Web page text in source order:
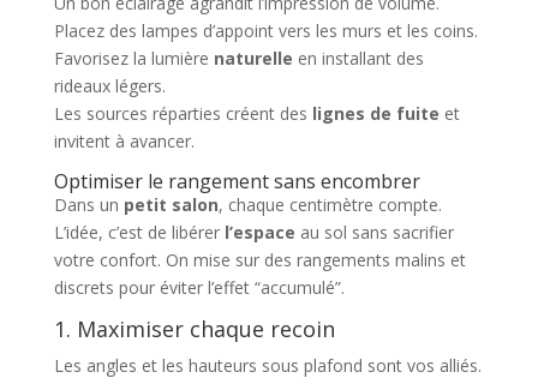
Placez des lampes d’appoint vers les murs et les coins.
Favorisez la lumière naturelle en installant des
rideaux légers.
Les sources réparties créent des lignes de fuite et
invitent à avancer.
Optimiser le rangement sans encombrer
Dans un petit salon, chaque centimètre compte.
L’idée, c’est de libérer l’espace au sol sans sacrifier
votre confort. On mise sur des rangements malins et
discrets pour éviter l’effet “accumulé”.
1. Maximiser chaque recoin
Les angles et les hauteurs sous plafond sont vos alliés.